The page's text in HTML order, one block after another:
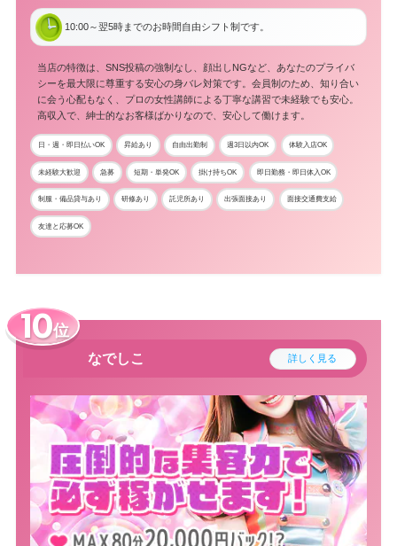
10:00～翌5時までのお時間自由シフト制です。
当店の特徴は、SNS投稿の強制なし、顔出しNGなど、あなたのプライバ
シーを最大限に尊重する安心の身バレ対策です。会員制のため、知り合い
に会う心配もなく、プロの女性講師による丁寧な講習で未経験でも安心。
高収入で、紳士的なお客様ばかりなので、安心して働けます。
日・週・即日払いOK 昇給あり 自由出勤制 週3日以内OK 体験入店OK
未経験大歓迎 急募 短期・単発OK 掛け持ちOK 即日勤務・即日体入OK
制服・備品貸与あり 研修あり 託児所あり 出張面接あり 面接交通費支給
友達と応募OK
位
なでしこ 詳しく見る